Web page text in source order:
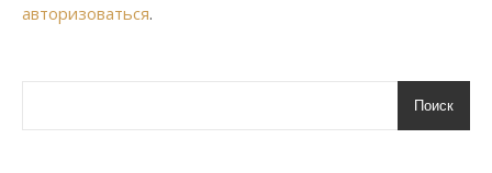
авторизоваться.
Поиск